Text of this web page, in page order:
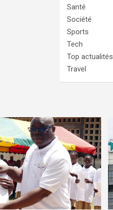
Santé
Société
Sports
Tech
Top actualités
Travel